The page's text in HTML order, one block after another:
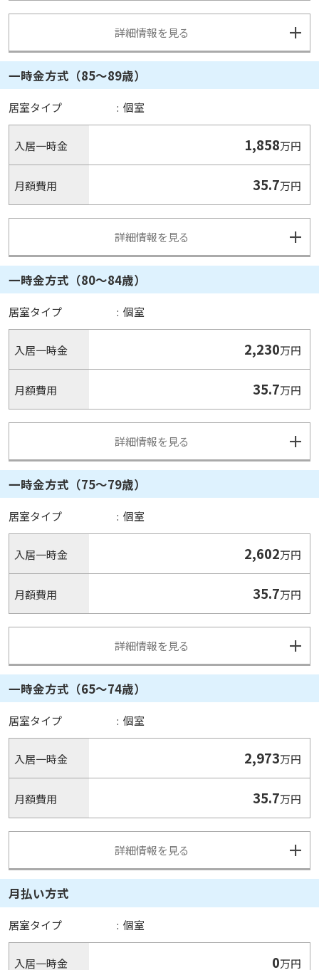
詳細情報を見る
一時金方式（85～89歳）
居室タイプ : 個室
入居一時金 1,858万円
月額費用 35.7万円
詳細情報を見る
一時金方式（80～84歳）
居室タイプ : 個室
入居一時金 2,230万円
月額費用 35.7万円
詳細情報を見る
一時金方式（75～79歳）
居室タイプ : 個室
入居一時金 2,602万円
月額費用 35.7万円
詳細情報を見る
一時金方式（65～74歳）
居室タイプ : 個室
入居一時金 2,973万円
月額費用 35.7万円
詳細情報を見る
月払い方式
居室タイプ : 個室
入居一時金 0万円